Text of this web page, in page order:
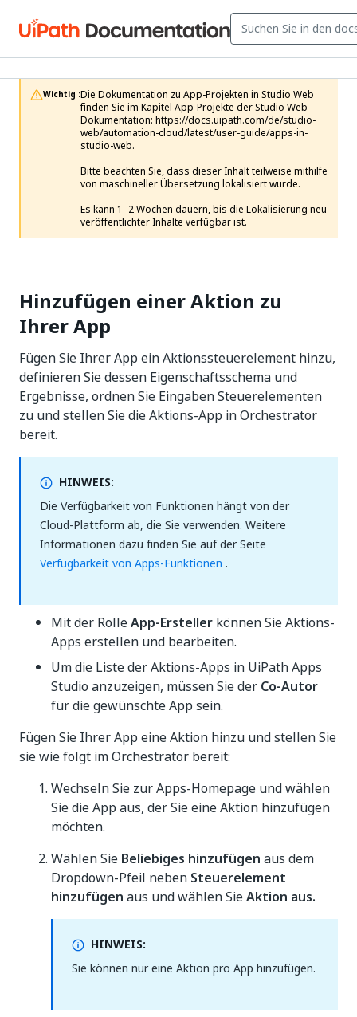
Wichtig :Die Dokumentation zu App-Projekten in Studio Web
finden Sie im Kapitel App-Projekte der Studio Web-
Dokumentation: https://docs.uipath.com/de/studio-
web/automation-cloud/latest/user-guide/apps-in-
studio-web.
Bitte beachten Sie, dass dieser Inhalt teilweise mithilfe
von maschineller Übersetzung lokalisiert wurde.
Es kann 1–2 Wochen dauern, bis die Lokalisierung neu
veröffentlichter Inhalte verfügbar ist.
Hinzufügen einer Aktion zu
Ihrer App
Fügen Sie Ihrer App ein Aktionssteuerelement hinzu,
definieren Sie dessen Eigenschaftsschema und
Ergebnisse, ordnen Sie Eingaben Steuerelementen
zu und stellen Sie die Aktions-App in Orchestrator
bereit.
HINWEIS:
Die Verfügbarkeit von Funktionen hängt von der
Cloud-Plattform ab, die Sie verwenden. Weitere
Informationen dazu finden Sie auf der Seite
Verfügbarkeit von Apps-Funktionen .
Mit der RolleApp-Ersteller können Sie Aktions-
Apps erstellen und bearbeiten.
Um die Liste der Aktions-Apps in UiPath Apps
Studio anzuzeigen, müssen Sie der Co-Autor
für die gewünschte App sein.
Fügen Sie Ihrer App eine Aktion hinzu und stellen Sie
sie wie folgt im Orchestrator bereit:
Wechseln Sie zur Apps-Homepage und wählen
Sie die App aus, der Sie eine Aktion hinzufügen
möchten.
Wählen Sie Beliebiges hinzufügen aus dem
Dropdown-Pfeil neben Steuerelement
hinzufügen aus und wählen SieAktion aus.
HINWEIS:
Sie können nur eine Aktion pro App hinzufügen.